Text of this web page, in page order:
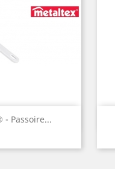
- Passoire...
rapide